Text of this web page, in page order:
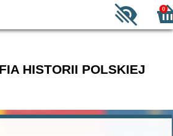
0
HISTORII POLSKIEJ